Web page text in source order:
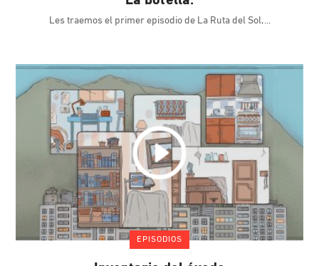
Les traemos el primer episodio de La Ruta del Sol,
EPISODIOS